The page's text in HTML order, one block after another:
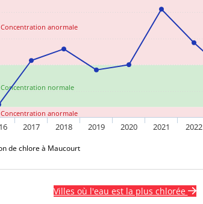
Concentration normale
Concentration anormale
Concentration anormale
de chlore à Maucourt
2017 2018 2019 2020 2021 2022
Villes où l'eau est la plus chlorée